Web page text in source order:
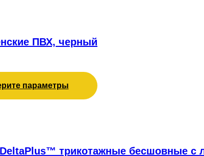
ПВХ, черный
параметры
трикотажные бесшовные с